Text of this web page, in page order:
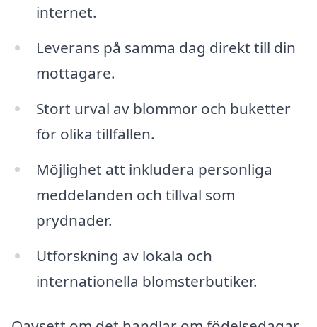
internet.
Leverans på samma dag direkt till din
mottagare.
Stort urval av blommor och buketter
för olika tillfällen.
Möjlighet att inkludera personliga
meddelanden och tillval som
prydnader.
Utforskning av lokala och
internationella blomsterbutiker.